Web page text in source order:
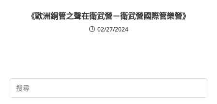
《歐洲銅管之聲在衛武營－衛武營國際管樂營》
02/27/2024
Search
for: